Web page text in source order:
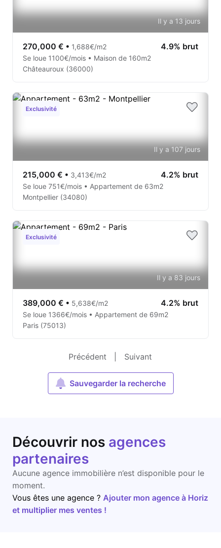
Il y a 13 jours
270,000 € • 1,688€/m2 4.9% brut
Se loue 1100€/mois • Maison de 160m2
Châteauroux (36000)
Exclusivité
Il y a 107 jours
215,000 € • 3,413€/m2 4.2% brut
Se loue 751€/mois • Appartement de 63m2
Montpellier (34080)
Exclusivité
Il y a 83 jours
389,000 € • 5,638€/m2 4.2% brut
Se loue 1366€/mois • Appartement de 69m2
Paris (75013)
Précédent Suivant
Sauvegarder la recherche
Découvrir nos agences
partenaires
Aucune agence immobilière n’est disponible pour le
moment.
Vous êtes une agence ? Ajouter mon agence à Horiz
et multiplier mes ventes !